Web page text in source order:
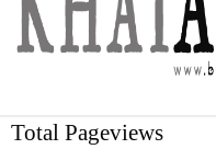
Total Pageviews